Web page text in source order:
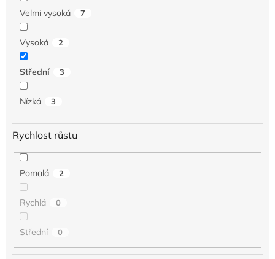
Velmi vysoká 7
Vysoká 2
Střední 3
Nízká 3
Rychlost růstu
Pomalá 2
Rychlá 0
Střední 0